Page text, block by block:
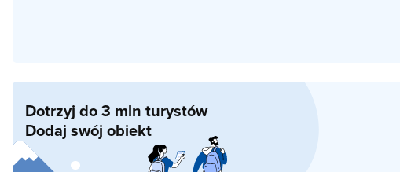
Dotrzyj do 3 mln turystów
Dodaj swój obiekt